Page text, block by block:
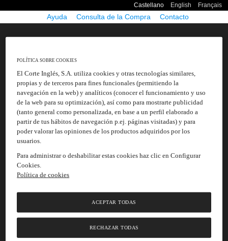
sitio
incluye
de
Castellano English Français
Ayuda Consulta de la Compra Contacto
POLÍTICA SOBRE COOKIES
El Corte Inglés, S.A. utiliza cookies y otras tecnologías similares,
propias y de terceros para fines funcionales (permitiendo la
navegación en la web) y analíticos (conocer el funcionamiento y uso
de la web para su optimización), así como para mostrarte publicidad
(tanto general como personalizada, en base a un perfil elaborado a
partir de tus hábitos de navegación p.ej. páginas visitadas) y para
poder valorar las opiniones de los productos adquiridos por los
usuarios.
Para administrar o deshabilitar estas cookies haz clic en Configurar
Cookies.
Política de cookies
RECHAZAR TODAS
ACEPTAR TODAS